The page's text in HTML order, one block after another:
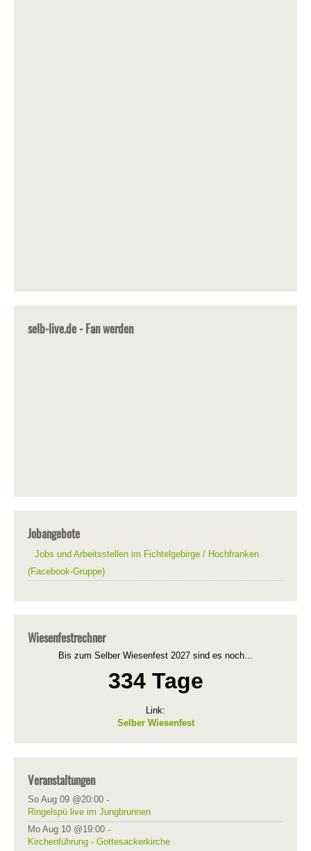
selb-live.de - Fan werden
Jobangebote
Jobs und Arbeitsstellen im Fichtelgebirge / Hochfranken
(Facebook-Gruppe)
Wiesenfestrechner
Bis zum Selber Wiesenfest 2027 sind es noch...
334 Tage
Link:
Selber Wiesenfest
Veranstaltungen
So Aug 09 @20:00 -
Ringelspü live im Jungbrunnen
Mo Aug 10 @19:00 -
Kirchenführung - Gottesackerkirche